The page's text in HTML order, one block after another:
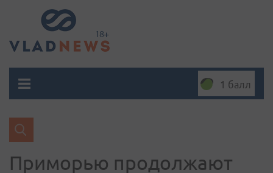
1 балл
Приморью продолжают